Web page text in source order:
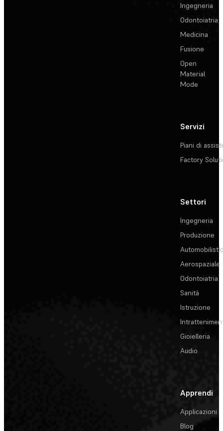
Ingegneria
Odontoiatria
Medicina
Fusione
Open
Material
Mode
Servizi
Piani di
Factory
Settori
Ingegneria
Produzione
Aerospaziale
Odontoiatria
Sanità
Istruzione
Gioielleria
Audio
Apprendi
Applicazioni
Blog